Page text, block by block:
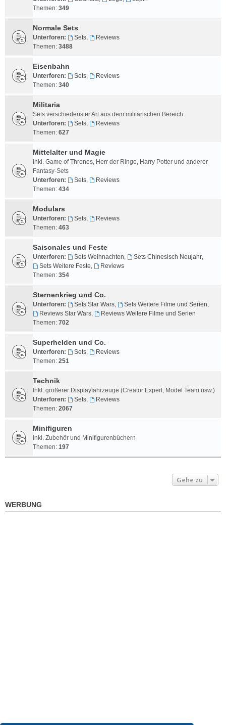
Themen: 349
Normale Sets
Unterforen: Sets,
Reviews
Themen: 3488
Eisenbahn
Unterforen: Sets,
Reviews
Themen: 340
Militaria
Sets verschiedenster Art aus dem militärischen Bereich
Unterforen:
Sets,
Reviews
Themen: 627
Mittelalter und Magie
Inkl. Game of Thrones, Herr der Ringe, Harry Potter und anderer
Fantasy-Sets
Unterforen:
Sets,
Reviews
Themen: 434
Modulars
Unterforen: Sets,
Reviews
Themen: 463
Saisonales und Feste
Unterforen: Sets Weihnachten, Sets Chinesisch Neujahr,
Sets Weitere Feste,
Reviews
Themen: 354
Sternenkrieg und Co.
Unterforen: Sets Star Wars, Sets Weitere Filme und Serien,
Reviews Star Wars,
Reviews Weitere Filme und Serien
Themen: 702
Superhelden und Co.
Unterforen: Sets,
Reviews
Themen: 251
Technik
Inkl. größerer Displayfahrzeuge (Creator Expert, Model Team usw.)
Unterforen:
Sets,
Reviews
Themen: 2067
Minifiguren
Inkl. Zubehör und Minifigurenbüchern
Themen: 197
Gehe zu
WERBUNG